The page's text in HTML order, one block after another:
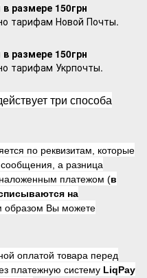
размере 150грн
тарифам Новой Почты.
размере 150грн
тарифам Укрпочты.
три способа
по реквизитам, которые
а разница
наложенным платежом (в
на
образом Вы можете
оплатой товара перед
платежную систему LiqPay